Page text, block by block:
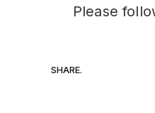
Please
SHARE.